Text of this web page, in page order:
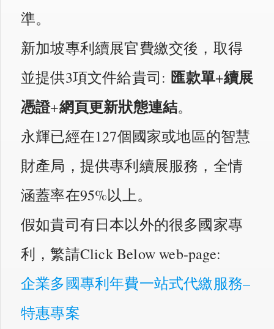
準。
新加坡專利續展官費繳交後，取得
並提供3項文件給貴司: 匯款單+續展
憑證+網頁更新狀態連結。
永輝已經在127個國家或地區的智慧
財產局，提供專利續展服務，全情
涵蓋率在95%以上。
假如貴司有日本以外的很多國家專
利，繁請Click Below web-page:
企業多國專利年費一站式代繳服務–
特惠專案